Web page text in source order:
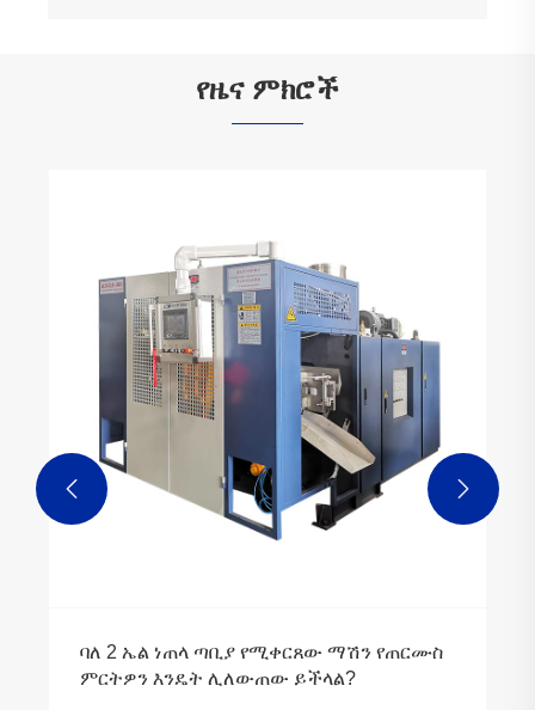
የዜና ምክሮች
ባለ 2 ኤል ነጠላ ጣቢያ የሚቀርጸው ማሽን የጠርሙስ
ምርትዎን እንዴት ሊለውጠው ይችላል?
 